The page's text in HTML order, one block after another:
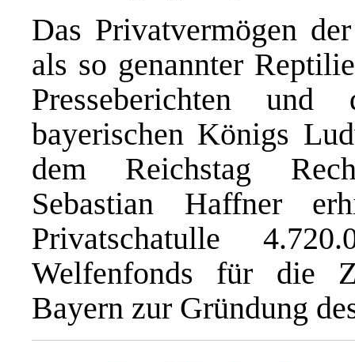
Das Privatvermögen
als so genannter
Presseberichten und
bayerischen Königs
dem Reichstag
Sebastian Haffner
Privatschatulle
Welfenfonds für die
Bayern zur Gründung